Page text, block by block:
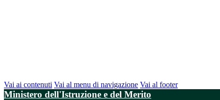
Vai ai contenuti Vai al menu di navigazione Vai al footer
Ministero dell'Istruzione e del Merito